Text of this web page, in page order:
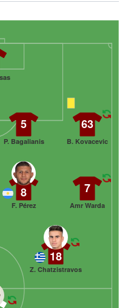
63
B. Kovacevic
5
P. Bagalianis
7
Amr Warda
8
F. Pérez
18
Z. Chatzistravos